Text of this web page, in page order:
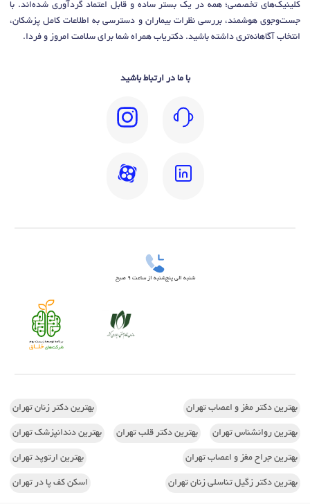
کلینیک‌های تخصصی؛ همه در یک بستر ساده و قابل اعتماد گردآوری شده‌اند. با
جست‌وجوی هوشمند، بررسی نظرات بیماران و دسترسی به اطلاعات کامل پزشکان،
انتخاب آگاهانه‌تری داشته باشید. دکتریاب همراه شما برای سلامت امروز و فردا.
با ما در ارتباط باشید
شنبه الی پنج‌شنبه از ساعت 9 صبح
بهترین دکتر مغز و اعصاب تهران بهترین دکتر زنان تهران
بهترین روانشناس تهران بهترین دکتر قلب تهران بهترین دندانپزشک تهران
بهترین جراح مغز و اعصاب تهران بهترین ارتوپد تهران
بهترین دکتر زگیل تناسلی زنان تهران اسکن کف پا در تهران